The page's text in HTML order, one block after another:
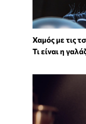
Χαμός με τις
Τι είναι η